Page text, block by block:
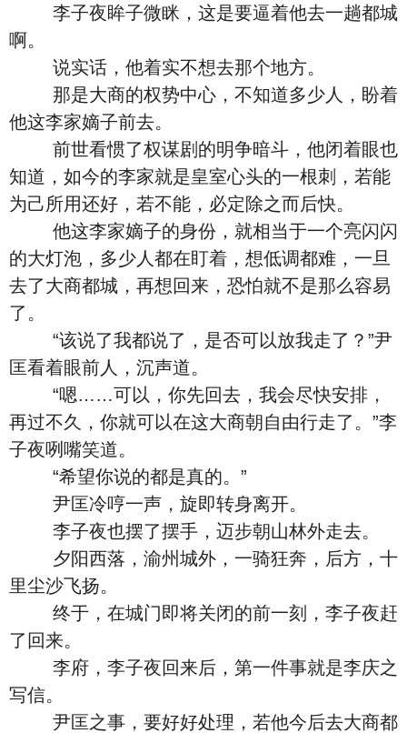
李子夜眸子微眯，这是要逼着他去一趟都城
啊。
说实话，他着实不想去那个地方。
那是大商的权势中心，不知道多少人，盼着
他这李家嫡子前去。
前世看惯了权谋剧的明争暗斗，他闭着眼也
知道，如今的李家就是皇室心头的一根刺，若能
为己所用还好，若不能，必定除之而后快。
他这李家嫡子的身份，就相当于一个亮闪闪
的大灯泡，多少人都在盯着，想低调都难，一旦
去了大商都城，再想回来，恐怕就不是那么容易
了。
“该说了我都说了，是否可以放我走了？”尹
匡看着眼前人，沉声道。
“嗯……可以，你先回去，我会尽快安排，
再过不久，你就可以在这大商朝自由行走了。”李
子夜咧嘴笑道。
“希望你说的都是真的。”
尹匡冷哼一声，旋即转身离开。
李子夜也摆了摆手，迈步朝山林外走去。
夕阳西落，渝州城外，一骑狂奔，后方，十
里尘沙飞扬。
终于，在城门即将关闭的前一刻，李子夜赶
了回来。
李府，李子夜回来后，第一件事就是李庆之
写信。
尹匡之事，要好好处理，若他今后去大商都